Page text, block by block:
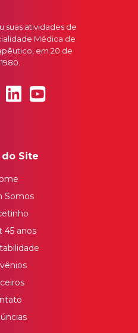
suas atividades de
Médica de
em 20 de
do Site
Somos
45 anos